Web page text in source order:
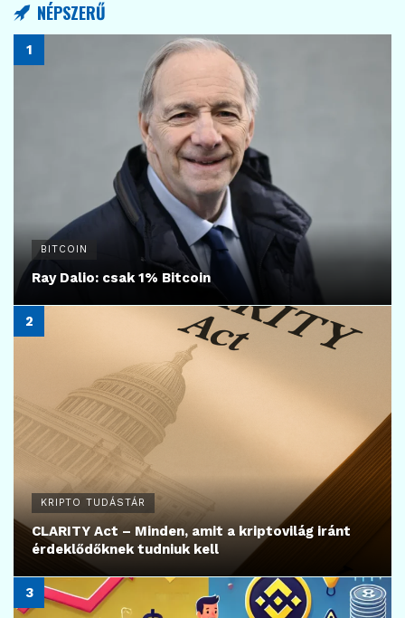
NÉPSZERŰ
BITCOIN
Ray Dalio: csak 1% Bitcoin
KRIPTO TUDÁSTÁR
CLARITY Act – Minden, amit a kriptovilág iránt
érdeklődőknek tudniuk kell